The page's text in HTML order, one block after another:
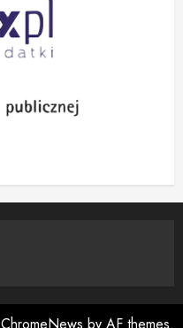
ChromeNews by AF themes.